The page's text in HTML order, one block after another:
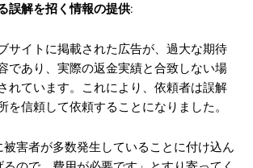
誤解を招く情報の提供:
サイトに掲載された広告が、過大な期待
であり、実際の返金実績と合致しない場
れています。これにより、依頼者は誤解
を信頼して依頼することになりました。
被害者が多数発生していることに付け込ん